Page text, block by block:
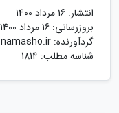
انتشار: 16 مرداد 1400
بروزرسانی: 16 مرداد 1400
گردآورنده: namasho.ir
شناسه مطلب: 1814